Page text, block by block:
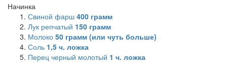
Начинка
Свиной фарш 400 грамм
Лук репчатый 150 грамм
Молоко 50 грамм (или чуть больше)
Соль 1,5 ч. ложка
Перец черный молотый 1 ч. ложка